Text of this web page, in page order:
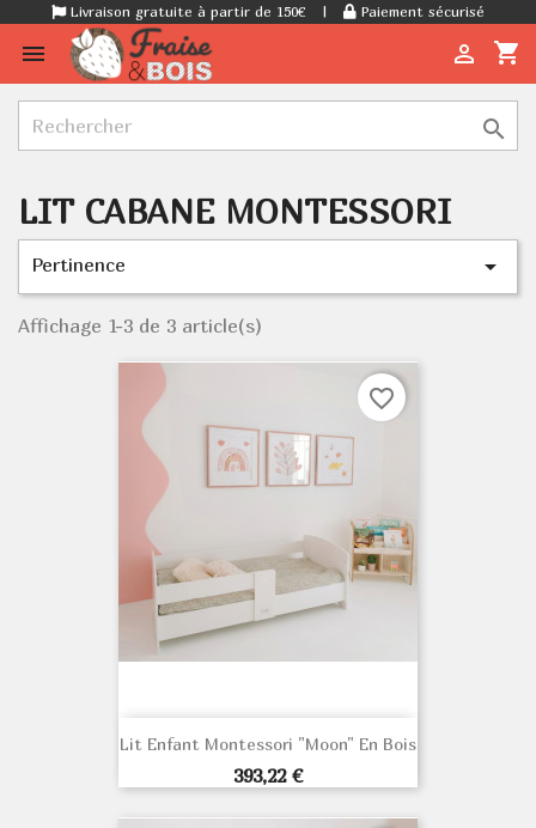
Livraison gratuite à partir de 150€ | Paiement sécurisé
 shopping_cart


LIT CABANE MONTESSORI
Pertinence 
Affichage 1-3 de 3 article(s)
Lit Enfant Montessori "Moon" En Bois
Prix
393,22 €
favorite_border